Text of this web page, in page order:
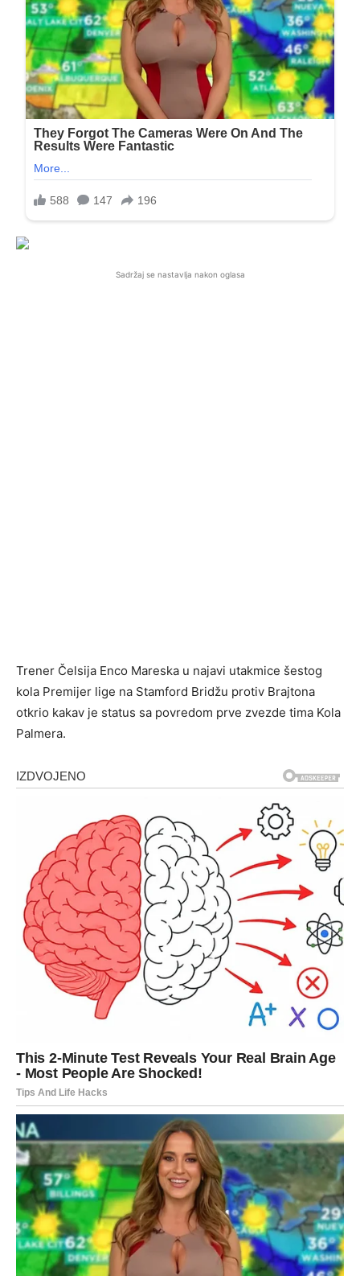
Sadržaj se nastavlja nakon oglasa
Trener Čelsija Enco Mareska u najavi utakmice šestog
kola Premijer lige na Stamford Bridžu protiv Brajtona
otkrio kakav je status sa povredom prve zvezde tima Kola
Palmera.